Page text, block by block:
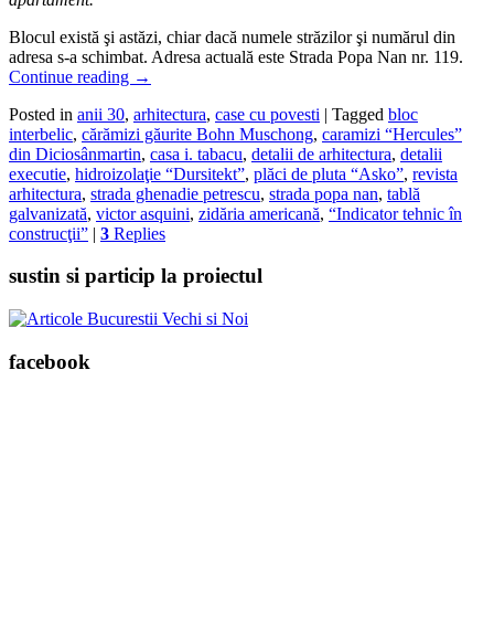
Blocul există şi astăzi, chiar dacă numele străzilor şi numărul din
adresa s-a schimbat. Adresa actuală este Strada Popa Nan nr. 119.
Continue reading →
Posted in anii 30, arhitectura, case cu povesti | Tagged bloc
interbelic, cărămizi găurite Bohn Muschong, caramizi “Hercules”
din Diciosânmartin, casa i. tabacu, detalii de arhitectura, detalii
executie, hidroizolaţie “Dursitekt”, plăci de pluta “Asko”, revista
arhitectura, strada ghenadie petrescu, strada popa nan, tablă
galvanizată, victor asquini, zidăria americană, “Indicator tehnic în
construcţii” | 3 Replies
sustin si particip la proiectul
facebook